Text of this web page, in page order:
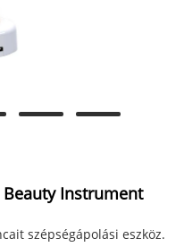
Instrument
szépségápolási eszköz.